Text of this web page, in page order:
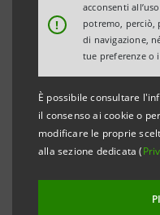
!
acconsenti
potremo, perciò,
di navigazione,
tue preferenze o
È possibile consultare
il consenso ai cookie o
modificare le proprie
alla sezione dedicata (
Oggi a Bergamo
di
nazionale
Plafond
dedicato a
sostenibilità,